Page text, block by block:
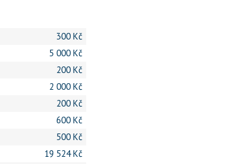
300 Kč
5 000 Kč
200 Kč
2 000 Kč
200 Kč
600 Kč
500 Kč
19 524 Kč